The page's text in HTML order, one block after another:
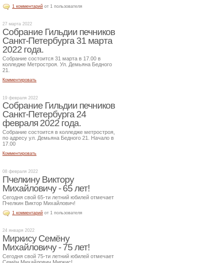
1 комментарий от 1 пользователя
27 марта 2022
Собрание Гильдии печников
Санкт-Петербурга 31 марта
2022 года.
Собрание состоится 31 марта в 17.00 в
колледже Метростроя. Ул. Демьяна Бедного
21.
Комментировать
19 февраля 2022
Собрание Гильдии печников
Санкт-Петербурга 24
февраля 2022 года.
Собрание состоится в колледже метростроя,
по адресу ул. Демьяна Бедного 21. Начало в
17.00
Комментировать
08 февраля 2022
Пчелкину Виктору
Михайловичу - 65 лет!
Сегодня свой 65-ти летний юбилей отмечает
Пчелкин Виктор Михайлович!
1 комментарий от 1 пользователя
24 января 2022
Миркису Семёну
Михайловичу - 75 лет!
Сегодня свой 75-ти летний юбилей отмечает